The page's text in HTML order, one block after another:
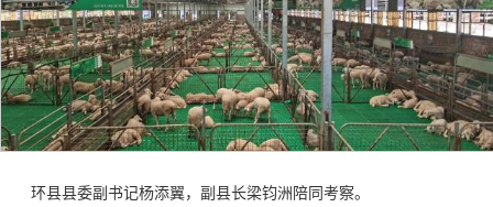
环县县委副书记杨添翼，副县长梁钧洲陪同考察。